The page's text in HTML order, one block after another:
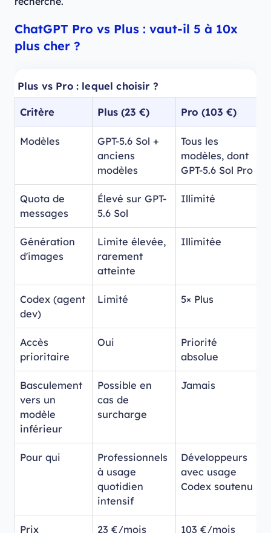
ChatGPT Pro vs Plus : vaut-il 5 à 10x
plus cher ?
Plus vs Pro : lequel choisir ?
Critère Plus (23 €) Pro (103 €)
Modèles
GPT-5.6 Sol +
anciens
modèles
Tous les
modèles, dont
GPT-5.6 Sol Pro
Quota de
messages
Élevé sur GPT-
5.6 Sol
Illimité
Génération
d'images
Limite élevée,
rarement
atteinte
Illimitée
Codex (agent
dev)
Limité 5× Plus
Accès
prioritaire
Oui
Priorité
absolue
Basculement
vers un
modèle
inférieur
Possible en
cas de
surcharge
Jamais
Pour qui
Professionnels
à usage
quotidien
intensif
Développeurs
avec usage
Codex soutenu
Prix 23 €/mois 103 €/mois